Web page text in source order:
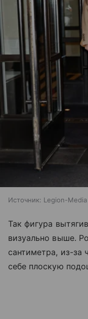
Источник: Legion-Media
Так фигура
визуально выше.
сантиметра, из-за
себе плоскую